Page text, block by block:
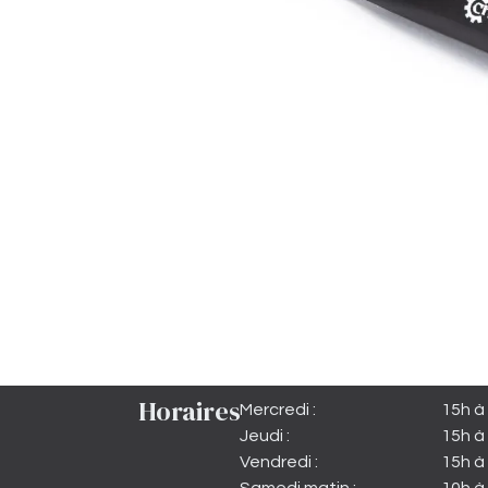
HorairesMercredi :
Jeudi :
Vendredi :
15h à
15h à
15h